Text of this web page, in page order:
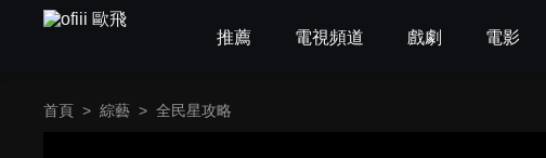
推薦 電視頻道 戲劇 電影
首頁 > 綜藝 > 全民星攻略